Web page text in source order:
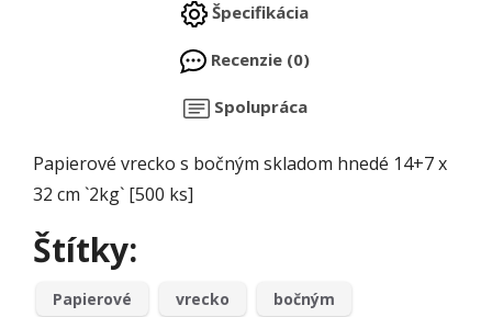
Špecifikácia
Recenzie (0)
Spolupráca
Papierové vrecko s bočným skladom hnedé 14+7 x
32 cm `2kg` [500 ks]
Štítky:
Papierové vrecko
bočným